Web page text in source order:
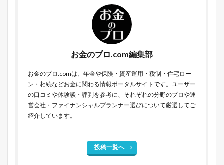
お金のプロ.com編集部
お金のプロ.comは、年金や保険・資産運用・税制・住宅ロー
ン・相続などお金に関わる情報ポータルサイトです。ユーザー
の口コミや体験談・評判を参考に、それぞれの分野のプロや運
営会社・ファイナンシャルプランナー選びについて厳選してご
紹介しています。
投稿一覧へ